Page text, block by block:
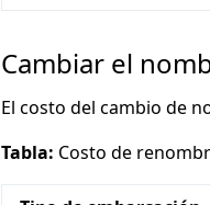
Cambiar el
El costo del cambio de
Tabla: Costo de